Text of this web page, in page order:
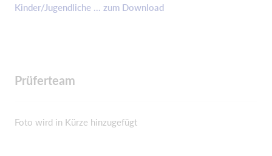
Kinder/Jugendliche ... zum Download
Prüferteam
Foto wird in Kürze hinzugefügt